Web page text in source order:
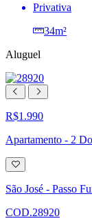
Privativa
34m²
Aluguel
R$1.990
Apartamento - 2
Adicionar
à
lista
de
São José - Passo
COD.28920